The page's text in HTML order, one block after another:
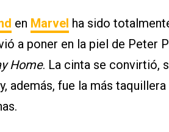
en Marvel ha sido
a poner en la piel de Peter
Home. La cinta se convirtió,
además, fue la más